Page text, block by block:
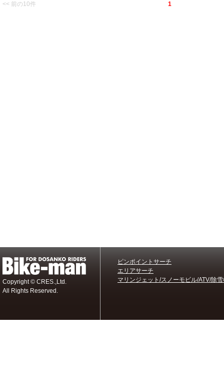
<< 前の10件 1
Copyright © CRES.,Ltd.
All Rights Reserved.
ピンポイントサーチ
エリアサーチ
マリンジェット/スノーモビル/ATV/除